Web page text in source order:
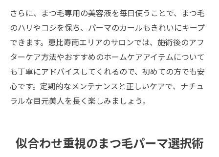
さらに、まつ毛専用の美容液を毎日使うことで、まつ毛
のハリやコシを保ち、パーマのカールもきれいにキープ
できます。恵比寿南エリアのサロンでは、施術後のアフ
ターケア方法やおすすめのホームケアアイテムについて
も丁寧にアドバイスしてくれるので、初めての方でも安
心です。定期的なメンテナンスと正しいケアで、ナチュ
ラルな目元美人を長く楽しみましょう。
似合わせ重視のまつ毛パーマ選択術